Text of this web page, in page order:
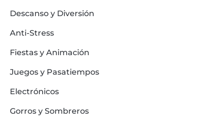
Descanso y Diversión
Anti-Stress
Fiestas y Animación
Juegos y Pasatiempos
Electrónicos
Gorros y Sombreros